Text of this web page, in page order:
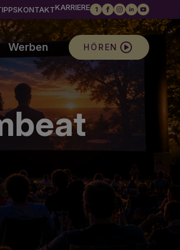
KONTAKTKARRIERE 1
Werben HÖREN